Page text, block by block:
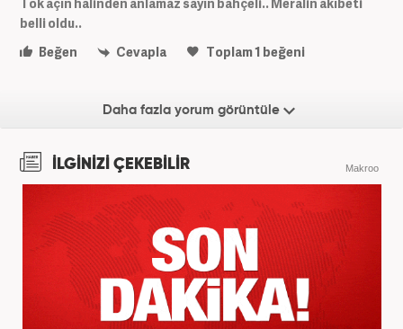
belli oldu..
Beğen
Cevapla Toplam1 beğeni
Daha fazla yorum görüntüle
İLGİNİZİ ÇEKEBİLİR Makroo